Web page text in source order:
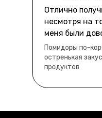
уже другую
старая и
забыл
Отлично
несмотря на
меня были
водянистые.
полно острой
Помидоры по-
остренькая
продуктов